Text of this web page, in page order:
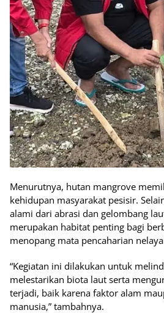
Menurutnya, hutan mangrove
kehidupan masyarakat pesisir.
alami dari abrasi dan gelombang
merupakan habitat penting bagi
menopang mata pencaharian
“Kegiatan ini dilakukan untuk
melestarikan biota laut serta
terjadi, baik karena faktor alam
manusia,” tambahnya.